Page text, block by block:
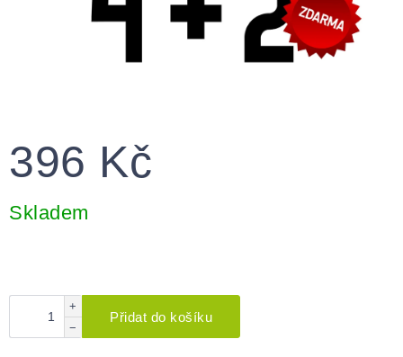
396 Kč
cena:
Skladem
+
−
Přidat do košíku